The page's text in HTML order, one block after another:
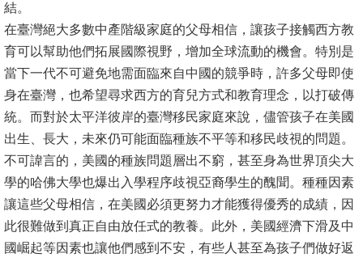
結。
在臺灣絕大多數中產階級家庭的父母相信，讓孩子接觸西方教
育可以幫助他們拓展國際視野，增加全球流動的機會。特別是
當下一代不可避免地需面臨來自中國的競爭時，許多父母即使
身在臺灣，也希望尋求西方的育兒方式和教育理念，以打破傳
統。而對於太平洋彼岸的臺灣移民家庭來說，儘管孩子在美國
出生、長大，未來仍可能面臨種族不平等和移民歧視的問題。
不可諱言的，美國的種族問題層出不窮，甚至身為世界頂尖大
學的哈佛大學也爆出入學程序歧視亞裔學生的醜聞。種種因素
讓這些父母相信，在美國必須更努力才能獲得優秀的成績，因
此很難做到真正自由放任式的教養。此外，美國經濟下滑及中
國崛起等因素也讓他們感到不安，有些人甚至為孩子們做好返